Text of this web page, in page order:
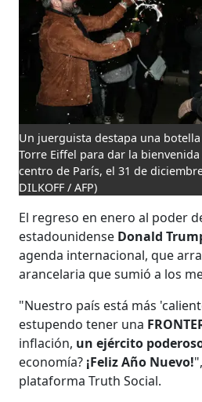
Un juerguista destapa una
Torre Eiffel para dar la
centro de París, el 31 de
DILKOFF / AFP)
El regreso en enero al poder
estadounidense Donald
agenda internacional, que
arancelaria que sumió a los
"Nuestro país está más
estupendo tener una
inflación, un ejército
economía? ¡Feliz Año Nuevo!
plataforma Truth Social.